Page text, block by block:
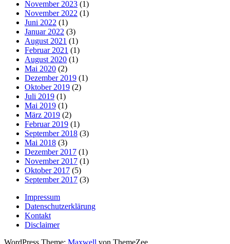
November 2023 (1)
November 2022 (1)
Juni 2022 (1)
Januar 2022 (3)
August 2021 (1)
Februar 2021 (1)
August 2020 (1)
Mai 2020 (2)
Dezember 2019 (1)
Oktober 2019 (2)
Juli 2019 (1)
Mai 2019 (1)
März 2019 (2)
Februar 2019 (1)
September 2018 (3)
Mai 2018 (3)
Dezember 2017 (1)
November 2017 (1)
Oktober 2017 (5)
September 2017 (3)
Impressum
Datenschutzerklärung
Kontakt
Disclaimer
WordPress Theme: Maxwell von ThemeZee.